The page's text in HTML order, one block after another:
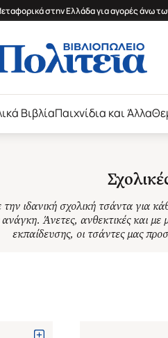
στην Ελλάδα για αγορές άνω
ΒιβλίαΠαιχνίδια και Άλλα
την ιδανική σχολική τσάντα για
Άνετες, ανθεκτικές και με
εκπαίδευσης, οι τσάντες μας